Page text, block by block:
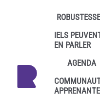
Aller au contenu principal
ROBUSTESSE
IELS
EN PARLER
AGENDA